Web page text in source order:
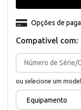
Compativel com:
ou selecione um
Equipamento
Opções de